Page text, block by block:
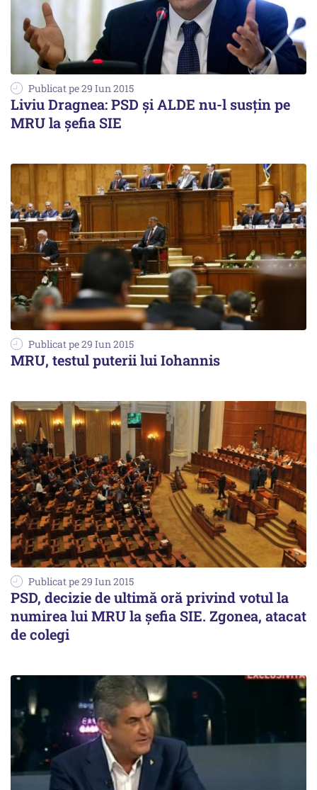
Publicat pe 29 Iun 2015
Liviu Dragnea: PSD şi ALDE nu-l susţin pe
MRU la șefia SIE
Publicat pe 29 Iun 2015
MRU, testul puterii lui Iohannis
Publicat pe 29 Iun 2015
PSD, decizie de ultimă oră privind votul la
numirea lui MRU la șefia SIE. Zgonea, atacat
de colegi